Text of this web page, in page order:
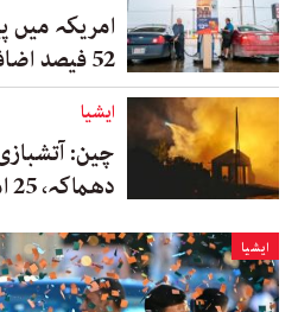
امریکہ میں
52 فیصد اضافہ کیوں ہوا؟
ایشیا
چین:
دھماکہ، 25 اموات
ایشیا